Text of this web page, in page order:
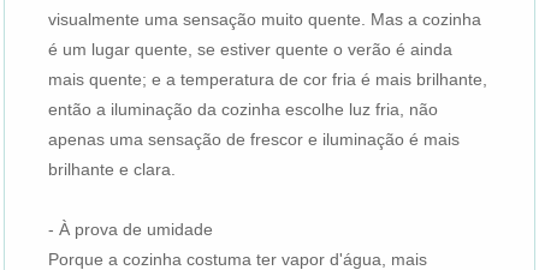
visualmente uma sensação muito quente. Mas a cozinha
é um lugar quente, se estiver quente o verão é ainda
mais quente; e a temperatura de cor fria é mais brilhante,
então a iluminação da cozinha escolhe luz fria, não
apenas uma sensação de frescor e iluminação é mais
brilhante e clara.
- À prova de umidade
Porque a cozinha costuma ter vapor d'água, mais